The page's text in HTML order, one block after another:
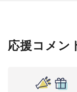
応援コメン